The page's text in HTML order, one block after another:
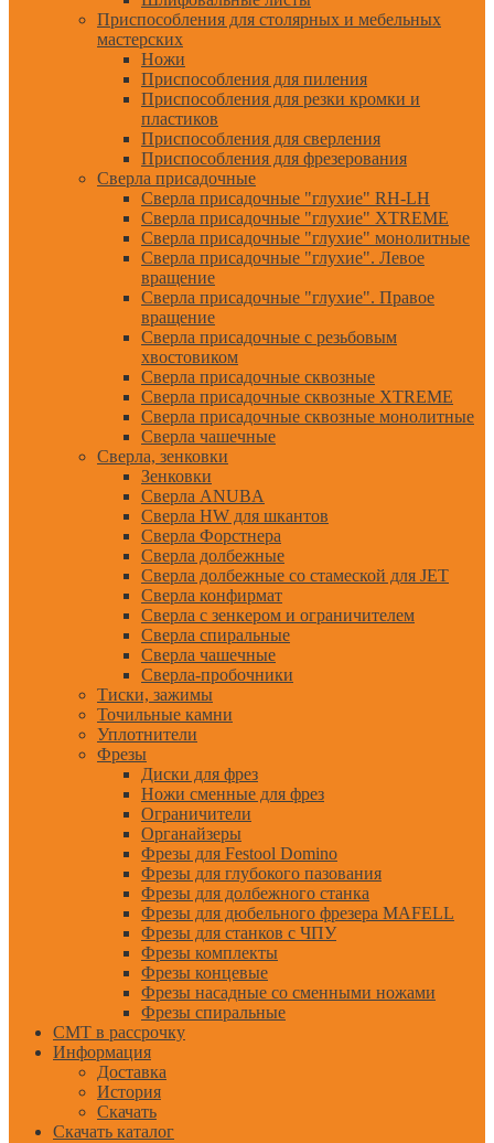
Приспособления для столярных и мебельных
мастерских
Ножи
Приспособления для пиления
Приспособления для резки кромки и
пластиков
Приспособления для сверления
Приспособления для фрезерования
Сверла присадочные
Сверла присадочные "глухие" RH-LH
Сверла присадочные "глухие" XTREME
Сверла присадочные "глухие" монолитные
Сверла присадочные "глухие". Левое
вращение
Сверла присадочные "глухие". Правое
вращение
Сверла присадочные с резьбовым
хвостовиком
Сверла присадочные сквозные
Сверла присадочные сквозные XTREME
Сверла присадочные сквозные монолитные
Сверла чашечные
Сверла, зенковки
Зенковки
Сверла ANUBA
Сверла HW для шкантов
Сверла Форстнера
Сверла долбежные
Сверла долбежные со стамеской для JET
Сверла конфирмат
Сверла с зенкером и ограничителем
Сверла спиральные
Сверла чашечные
Сверла-пробочники
Тиски, зажимы
Точильные камни
Уплотнители
Фрезы
Диски для фрез
Ножи сменные для фрез
Ограничители
Органайзеры
Фрезы для Festool Domino
Фрезы для глубокого пазования
Фрезы для долбежного станка
Фрезы для дюбельного фрезера MAFELL
Фрезы для станков с ЧПУ
Фрезы комплекты
Фрезы концевые
Фрезы насадные со сменными ножами
Фрезы спиральные
CMT в рассрочку
Информация
Доставка
История
Скачать
Скачать каталог